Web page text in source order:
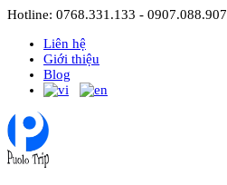
Hotline: 0768.331.133 - 0907.088.907
Liên hệ
Giới thiệu
Blog